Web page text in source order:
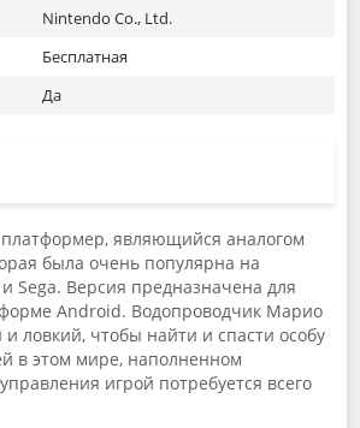
Nintendo Co., Ltd.
Бесплатная
Да
являющийся аналогом
была очень популярна на
Sega. Версия предназначена для
Android. Водопроводчик Марио
и ловкий, чтобы найти и спасти особу
в этом мире, наполненном
игрой потребуется всего